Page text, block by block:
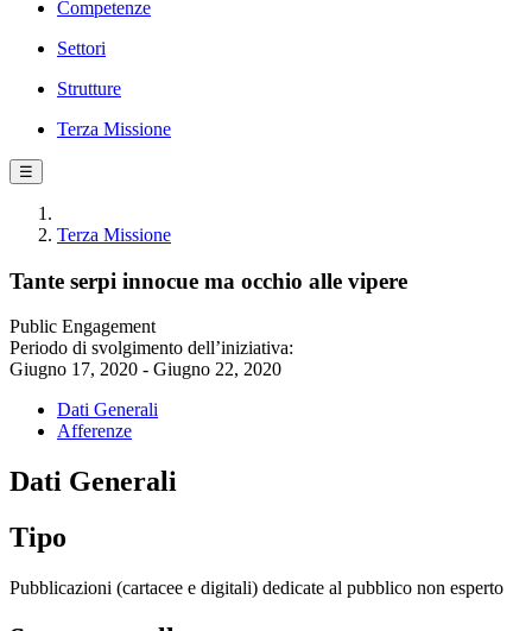
Competenze
Settori
Strutture
Terza Missione
☰
Terza Missione
Tante serpi innocue ma occhio alle vipere
Public Engagement
Periodo di svolgimento dell’iniziativa:
Giugno 17, 2020 - Giugno 22, 2020
Dati Generali
Afferenze
Dati Generali
Tipo
Pubblicazioni (cartacee e digitali) dedicate al pubblico non esperto